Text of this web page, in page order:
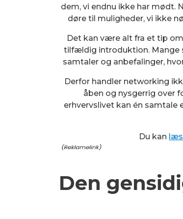
dem, vi endnu ikke har mødt.
døre til muligheder, vi ikke
Det kan være alt fra et tip
tilfældig introduktion. Mange
samtaler og anbefalinger,
Derfor handler networking
åben og nysgerrig over
erhvervslivet kan én
Du kan
Den